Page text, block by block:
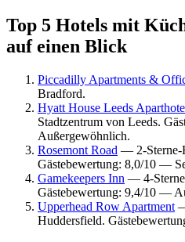
Top 5 Hotels mit
auf einen Blick
Piccadilly Apartments &
Bradford.
Hyatt House Leeds
Stadtzentrum von Leeds.
Außergewöhnlich.
Rosemont Road — 2-Sterne-
Gästebewertung: 8,0/10 —
Gamekeepers Inn — 4-
Gästebewertung: 9,4/10 —
Upperhead Row Apartment
Huddersfield.